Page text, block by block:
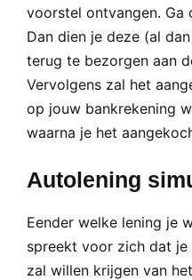
voorstel ontvangen. Ga
Dan dien je deze (al
terug te bezorgen aan
Vervolgens zal het
op jouw bankrekening
waarna je het
Autolening
Eender welke lening je
spreekt voor zich dat
zal willen krijgen van